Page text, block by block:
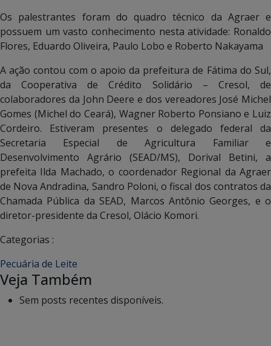
Os palestrantes foram do quadro técnico da Agraer e
possuem um vasto conhecimento nesta atividade: Ronaldo
Flores, Eduardo Oliveira, Paulo Lobo e Roberto Nakayama
A ação contou com o apoio da prefeitura de Fátima do Sul,
da Cooperativa de Crédito Solidário – Cresol, de
colaboradores da John Deere e dos vereadores José Michel
Gomes (Michel do Ceará), Wagner Roberto Ponsiano e Luiz
Cordeiro. Estiveram presentes o delegado federal da
Secretaria Especial de Agricultura Familiar e
Desenvolvimento Agrário (SEAD/MS), Dorival Betini, a
prefeita Ilda Machado, o coordenador Regional da Agraer
de Nova Andradina, Sandro Poloni, o fiscal dos contratos da
Chamada Pública da SEAD, Marcos Antônio Georges, e o
diretor-presidente da Cresol, Olácio Komori.
Categorias :
Pecuária de Leite
Veja Também
Sem posts recentes disponíveis.